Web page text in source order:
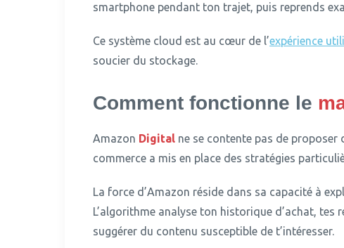
smartphone pendant ton trajet, puis reprends
Ce système cloud est au cœur de l’expérience
soucier du stockage.
Comment fonctionne le
Amazon Digital ne se contente pas de proposer
commerce a mis en place des stratégies
La force d’Amazon réside dans sa capacité à
L’algorithme analyse ton historique d’achat,
suggérer du contenu susceptible de t’intéresser.